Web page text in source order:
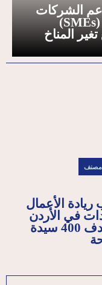
كيف ندعم الشركات
الصغيرة والمتوسطة الحجم (SMEs)
المناخ
مصنف
ريادة الأعمال
في الأردن
يستهدف 400 سيدة